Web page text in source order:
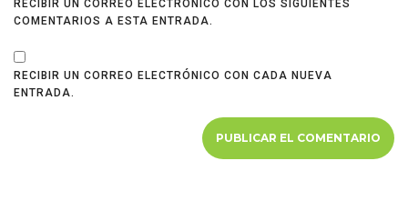
RECIBIR UN CORREO ELECTRÓNICO CON LOS SIGUIENTES
COMENTARIOS A ESTA ENTRADA.
RECIBIR UN CORREO ELECTRÓNICO CON CADA NUEVA
ENTRADA.